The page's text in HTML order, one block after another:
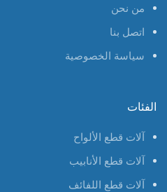
من نحن
اتصل بنا
سياسة الخصوصية
الفئات
آلات قطع الألواح
آلات قطع الأنابيب
آلات قطع اللفائف